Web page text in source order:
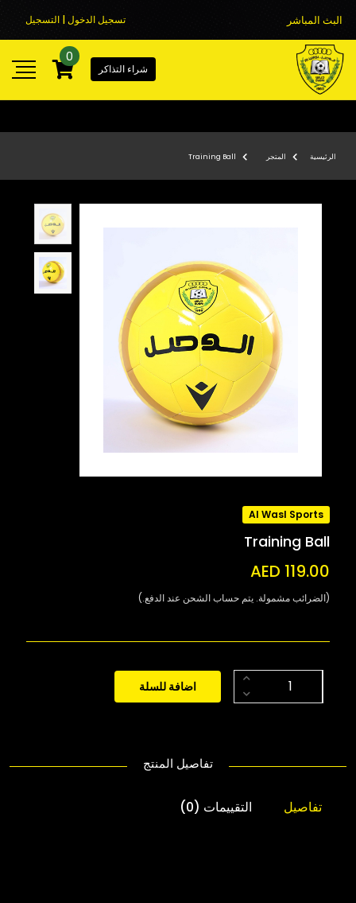
البث المباشر تسجيل الدخول | التسجيل
شراء التذاكر
0
الرئيسية المتجر Training Ball
Al Wasl Sports
Training Ball
AED 119.00
(الضرائب مشمولة. يتم حساب الشحن عند الدفع.)
اضافة للسلة
تفاصيل المنتج
تفاصيل التقييمات (0)